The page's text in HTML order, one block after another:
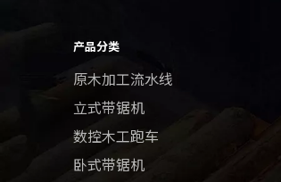
产品分类
原木加工流水线
立式带锯机
数控木工跑车
卧式带锯机